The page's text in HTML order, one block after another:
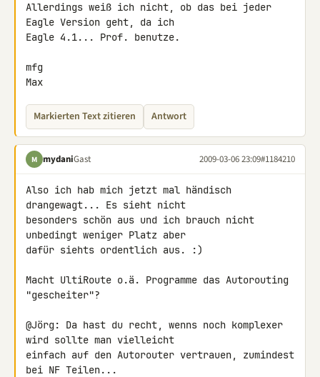
Allerdings weiß ich nicht, ob das bei jeder
Eagle Version geht, da ich
Eagle 4.1... Prof. benutze.
mfg
Max
Markierten Text zitieren Antwort
M mydaniGast 2009-03-06 23:09#1184210
Also ich hab mich jetzt mal händisch
drangewagt... Es sieht nicht
besonders schön aus und ich brauch nicht
unbedingt weniger Platz aber
dafür siehts ordentlich aus. :)
Macht UltiRoute o.ä. Programme das Autorouting
"gescheiter"?
@Jörg: Da hast du recht, wenns noch komplexer
wird sollte man vielleicht
einfach auf den Autorouter vertrauen, zumindest
bei NF Teilen...